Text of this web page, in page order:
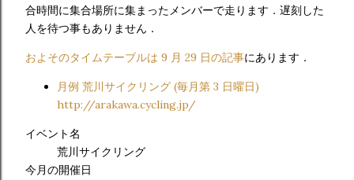
合時間に集合場所に集まったメンバーで走ります．遅刻した
人を待つ事もありません．
およそのタイムテーブルは 9 月 29 日の記事にあります．
月例 荒川サイクリング (毎月第 3 日曜日)
http://arakawa.cycling.jp/
イベント名
荒川サイクリング
今月の開催日